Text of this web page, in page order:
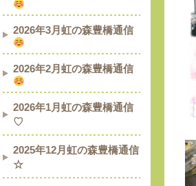
2026年3月虹の森豊橋通信
2026年2月虹の森豊橋通信
2026年1月虹の森豊橋通信
♡
2025年12月虹の森豊橋通信
☆